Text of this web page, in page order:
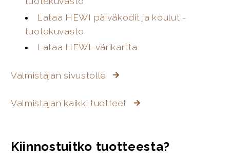
Lataa HEWI päiväkodit ja koulut -
tuotekuvasto
Lataa HEWI-värikartta
Valmistajan sivustolle
Valmistajan kaikki tuotteet
Kiinnostuitko tuotteesta?